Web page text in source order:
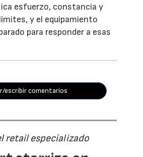
esfuerzo, constancia y
y el equipamiento
para responder a esas
escribir comentarios
retail especializado